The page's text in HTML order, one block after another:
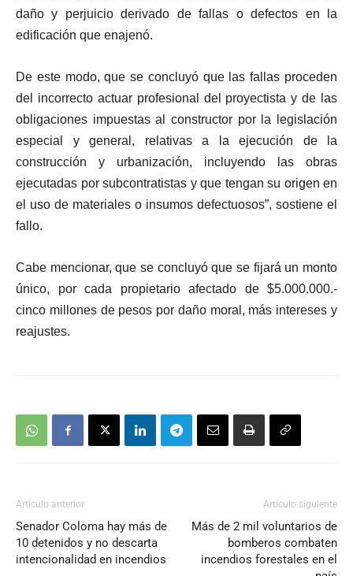
daño y perjuicio derivado de fallas o defectos en la
edificación que enajenó.
De este modo, que se concluyó que las fallas proceden
del incorrecto actuar profesional del proyectista y de las
obligaciones impuestas al constructor por la legislación
especial y general, relativas a la ejecución de la
construcción y urbanización, incluyendo las obras
ejecutadas por subcontratistas y que tengan su origen en
el uso de materiales o insumos defectuosos”, sostiene el
fallo.
Cabe mencionar, que se concluyó que se fijará un monto
único, por cada propietario afectado de $5.000.000.-
cinco millones de pesos por daño moral, más intereses y
reajustes.
Artículo anterior
Senador Coloma hay más de
10 detenidos y no descarta
intencionalidad en incendios
Artículo siguiente
Más de 2 mil voluntarios de
bomberos combaten
incendios forestales en el